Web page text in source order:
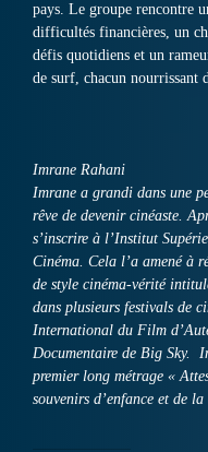
pays. Le groupe rencontre
difficultés financières, un
défis quotidiens et un
de surf, chacun nourrissant
Imrane Rahani
Imrane a grandi dans une
rêve de devenir cinéaste.
s’inscrire à l’Institut
Cinéma. Cela l’a amené à
de style cinéma-vérité
dans plusieurs festivals de
International du Film
Documentaire de Big Sky.
premier long métrage «
souvenirs d’enfance et de